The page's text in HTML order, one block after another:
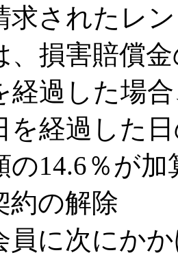
求されたレ
、損害賠償
経過した場
を経過した
の14.6％が
の解除
員に次にか